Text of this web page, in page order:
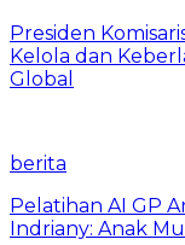
Presiden
Kelola dan
Global
berita
Pelatihan AI GP
Indriany: Anak